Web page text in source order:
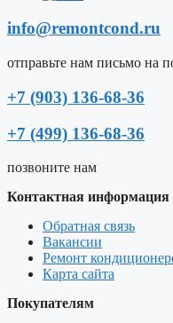
info@remontcond.ru
отправьте нам письмо на
+7 (903) 136-68-36
+7 (499) 136-68-36
позвоните нам
Контактная информация
Обратная связь
Вакансии
Ремонт
Карта сайта
Покупателям